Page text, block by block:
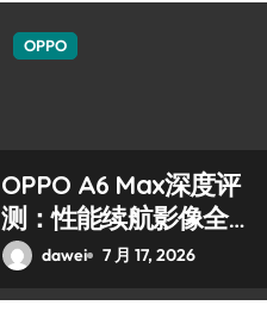
OPPO
OPPO A6 Max深度评
测：性能续航影像全解
析
dawei 7 月 17, 2026